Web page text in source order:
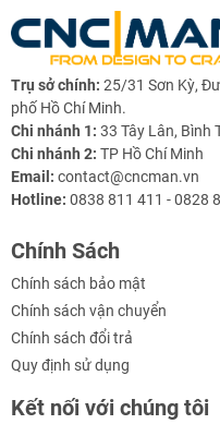
Trụ sở chính: 25/31 Sơn Kỳ,
phố Hồ Chí Minh.
Chi nhánh 1: 33 Tây Lân, Bình
Chi nhánh 2: TP Hồ Chí Minh
Email: contact@cncman.vn
Hotline: 0838 811 411 - 0828
Chính Sách
Chính sách bảo mật
Chính sách vận chuyển
Chính sách đổi trả
Quy định sử dụng
Kết nối với chúng tôi